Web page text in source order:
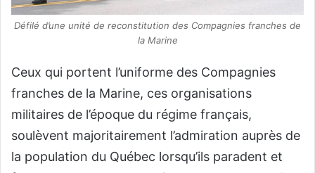
Défilé d’une unité de reconstitution des Compagnies franches de
la Marine
Ceux qui portent l’uniforme des Compagnies
franches de la Marine, ces organisations
militaires de l’époque du régime français,
soulèvent majoritairement l’admiration auprès de
la population du Québec lorsqu’ils paradent et